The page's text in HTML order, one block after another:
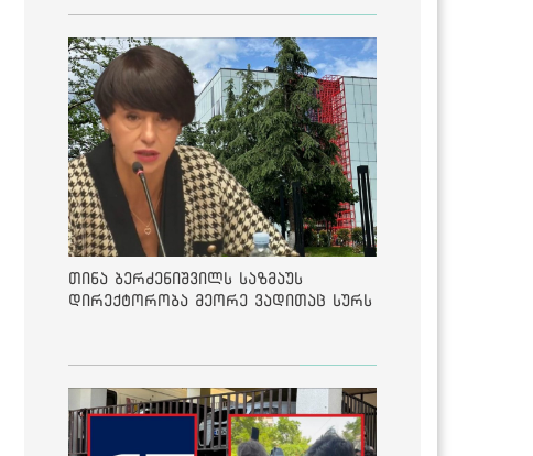
თინა ბერძენიშვილს საზმაუს
დირექტორობა მეორე ვადითაც სურს